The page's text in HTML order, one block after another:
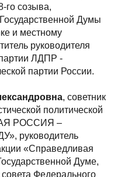
го созыва,
Думы
и местному
руководителя
ЛДПР -
партии России.
, советник
политической
РОССИЯ –
руководитель
«Справедливая
Думе,
Федерального